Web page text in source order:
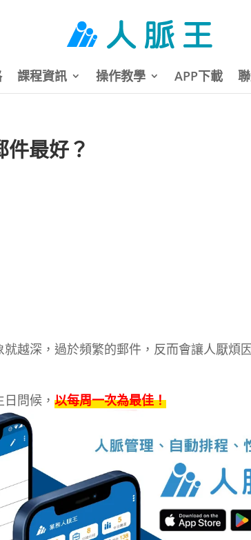
課程資訊 操作教學 APP下載
最好？
越深，過於頻繁的郵件，反而會讓人厭煩
日問候，以每周一次為最佳！